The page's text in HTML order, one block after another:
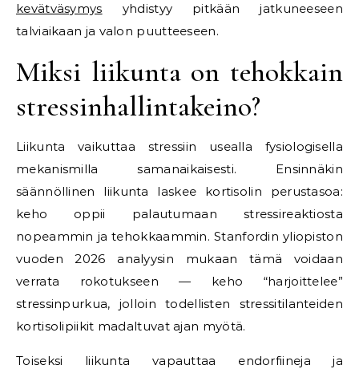
kevätväsymys yhdistyy pitkään jatkuneeseen
talviaikaan ja valon puutteeseen.
Miksi liikunta on tehokkain
stressinhallintakeino?
Liikunta vaikuttaa stressiin usealla fysiologisella
mekanismilla samanaikaisesti. Ensinnäkin
säännöllinen liikunta laskee kortisolin perustasoa:
keho oppii palautumaan stressireaktiosta
nopeammin ja tehokkaammin. Stanfordin yliopiston
vuoden 2026 analyysin mukaan tämä voidaan
verrata rokotukseen — keho “harjoittelee”
stressinpurkua, jolloin todellisten stressitilanteiden
kortisolipiikit madaltuvat ajan myötä.
Toiseksi liikunta vapauttaa endorfiineja ja